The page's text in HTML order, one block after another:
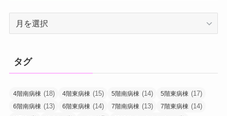
稿
タグ
4階南病棟 (18) 4階東病棟 (15) 5階南病棟 (14) 5階東病棟 (17)
6階南病棟 (13) 6階東病棟 (14) 7階南病棟 (13) 7階東病棟 (14)